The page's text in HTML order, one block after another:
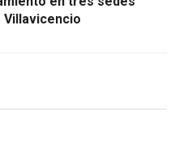
Villavicencio